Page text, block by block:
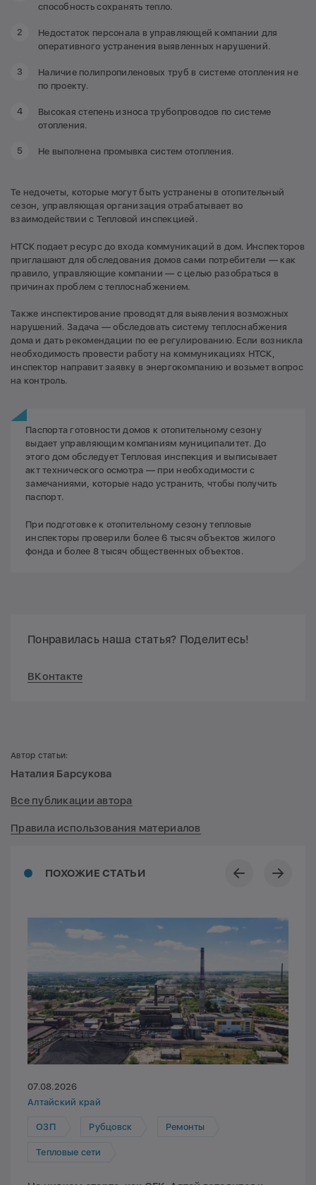
способность сохранять тепло.
Недостаток персонала в управляющей компании для
оперативного устранения выявленных нарушений.
Наличие полипропиленовых труб в системе отопления не
по проекту.
Высокая степень износа трубопроводов по системе
отопления.
Не выполнена промывка систем отопления.
Те недочеты, которые могут быть устранены в отопительный
сезон, управляющая организация отрабатывает во
взаимодействии с Тепловой инспекцией.
НТСК подает ресурс до входа коммуникаций в дом. Инспекторов
приглашают для обследования домов сами потребители — как
правило, управляющие компании — с целью разобраться в
причинах проблем с теплоснабжением.
Также инспектирование проводят для выявления возможных
нарушений. Задача — обследовать систему теплоснабжения
дома и дать рекомендации по ее регулированию. Если возникла
необходимость провести работу на коммуникациях НТСК,
инспектор направит заявку в энергокомпанию и возьмет вопрос
на контроль.
Паспорта готовности домов к отопительному сезону
выдает управляющим компаниям муниципалитет. До
этого дом обследует Тепловая инспекция и выписывает
акт технического осмотра — при необходимости с
замечаниями, которые надо устранить, чтобы получить
паспорт.
При подготовке к отопительному сезону тепловые
инспекторы проверили более 6 тысяч объектов жилого
фонда и более 8 тысяч общественных объектов.
Понравилась наша статья? Поделитесь!
ВКонтакте
ПОХОЖИЕ СТАТЬИ
07.08.2026
Алтайский край
ОЗП Рубцовск Ремонты
Тепловые сети
Автор статьи:
Наталия Барсукова
Все публикации автора
Правила использования материалов